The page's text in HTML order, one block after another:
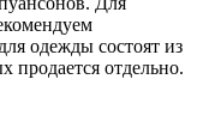
одежды состоят из
продается отдельно.